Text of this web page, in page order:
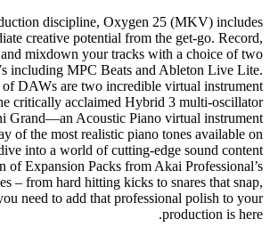
discipline, Oxygen 25 (MKV) includes
creative potential from the get-go. Record,
and mixdown your tracks with a choice of two
including MPC Beats and Ableton Live Lite.
of DAWs are two incredible virtual instrument
critically acclaimed Hybrid 3 multi-oscillator
Grand—an Acoustic Piano virtual instrument
of the most realistic piano tones available on
into a world of cutting-edge sound content
of Expansion Packs from Akai Professional’s
– from hard hitting kicks to snares that snap,
need to add that professional polish to your
production is here.